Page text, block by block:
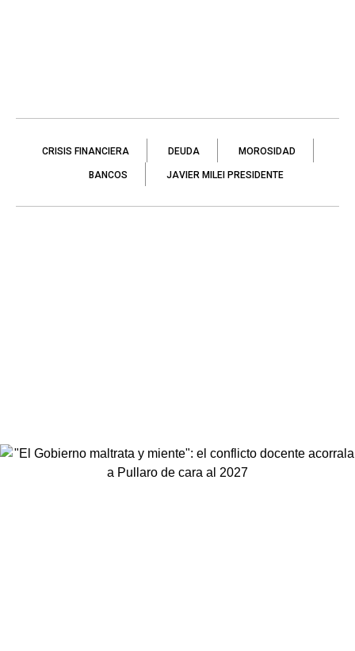
CRISIS FINANCIERA DEUDA MOROSIDAD
BANCOS JAVIER MILEI PRESIDENTE